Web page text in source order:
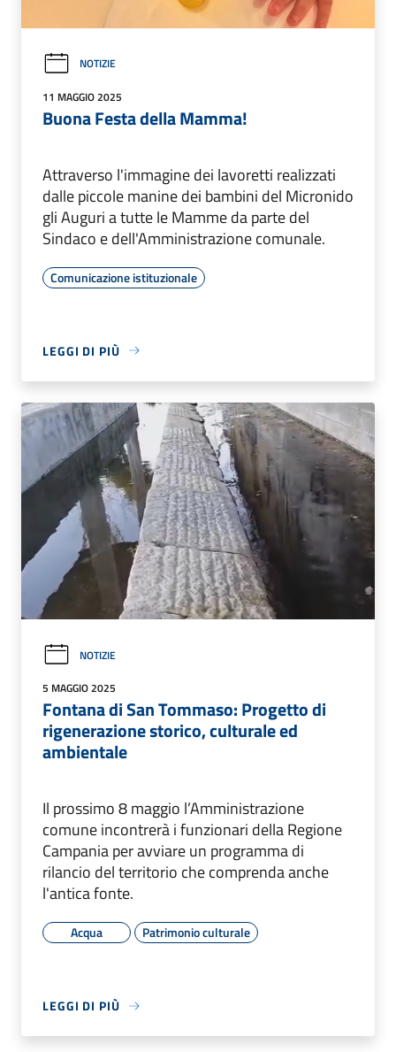
NOTIZIE
11 MAGGIO 2025
Buona Festa della Mamma!
Attraverso l'immagine dei lavoretti realizzati
dalle piccole manine dei bambini del Micronido
gli Auguri a tutte le Mamme da parte del
Sindaco e dell'Amministrazione comunale.
Comunicazione istituzionale
LEGGI DI PIÙ
NOTIZIE
5 MAGGIO 2025
Fontana di San Tommaso: Progetto di
rigenerazione storico, culturale ed
ambientale
Il prossimo 8 maggio l’Amministrazione
comune incontrerà i funzionari della Regione
Campania per avviare un programma di
rilancio del territorio che comprenda anche
l'antica fonte.
Acqua Patrimonio culturale
LEGGI DI PIÙ